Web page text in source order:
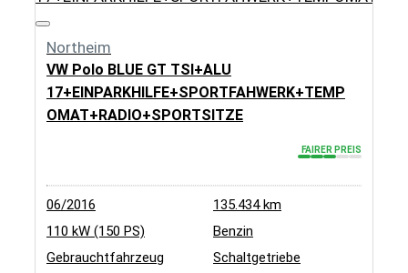
Northeim
VW Polo BLUE GT TSI+ALU
17+EINPARKHILFE+SPORTFAHWERK+TEMP
OMAT+RADIO+SPORTSITZE
FAIRER PREIS
06/2016
135.434 km
110 kW (150 PS)
Benzin
Gebrauchtfahrzeug
Schaltgetriebe